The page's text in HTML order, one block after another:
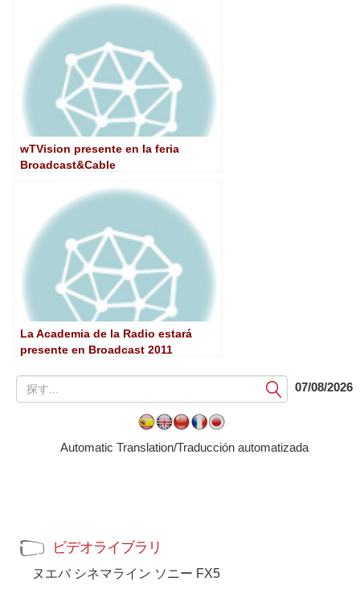
wTVision presente en la feria
Broadcast&Cable
La Academia de la Radio estará
presente en Broadcast 2011
提
出
07/08/2026
Automatic Translation/Traducción automatizada
ビデオライブラリ
ヌエバ シネマライン ソニー FX5